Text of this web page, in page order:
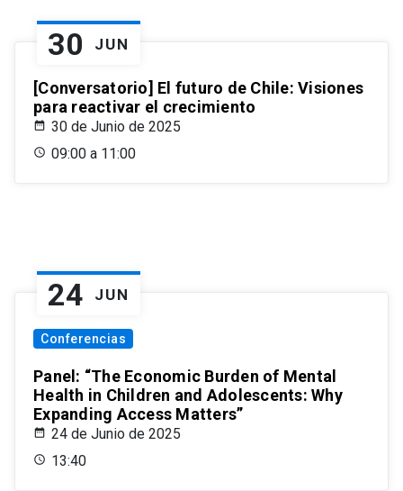
30 JUN
[Conversatorio] El futuro de Chile: Visiones
para reactivar el crecimiento
30 de Junio de 2025
09:00 a 11:00
24 JUN
Conferencias
Panel: “The Economic Burden of Mental
Health in Children and Adolescents: Why
Expanding Access Matters”
24 de Junio de 2025
13:40